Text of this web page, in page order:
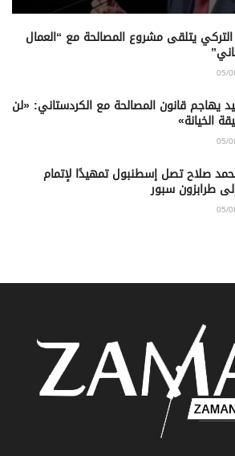
التركي يتلقى مشروع المصالحة مع “العمال
يهاجم قانون المصالحة مع الكردستاني: «لن
الخيانة»
صلاح تصل إسطنبول تمهيدًا لإتمام
طرابزون سبور